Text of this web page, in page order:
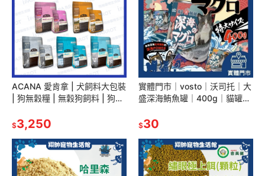
ACANA 愛肯拿 | 犬飼料大包裝
| 狗無穀糧 | 無穀狗飼料 | 狗飼
館
$3,250
實體門市｜vosto｜沃司托｜大
盛深海鮪魚罐｜400g｜貓罐｜
紅肉罐｜超大份量｜翔帥寵物
$30